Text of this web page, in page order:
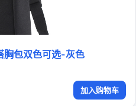
胸包双色可选-灰色
加入购物车